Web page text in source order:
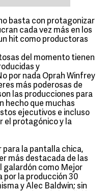
basta con protagonizar
cada vez más en los
hit como productoras
del momento tienen
y
por nada Oprah Winfrey
más poderosas de
las producciones para
hecho que muchas
ejecutivos e incluso
el protagónico y la
para la pantalla chica,
más destacada de las
galardón como Mejor
por la producción 30
y Alec Baldwin; sin